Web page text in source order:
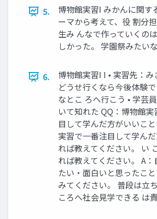
5.
博物館実習I みかんに関す
ーマから考えて、役 割分
生み んなで作っていくの
しかった。 学園祭みたい
6.
博物館実習I I • 実習先：み
どうせ行くなら今後体験
なとこ ろへ行こう • 学芸
いて知れた QQ：博物館
目して学んだ方がいいこ
実習で一番注目して学ん
れば教えてください。 い
れば教えてください。 A
たい・面白いと思ったこ
みてください。 普段は立
ころへ社会見学できる は